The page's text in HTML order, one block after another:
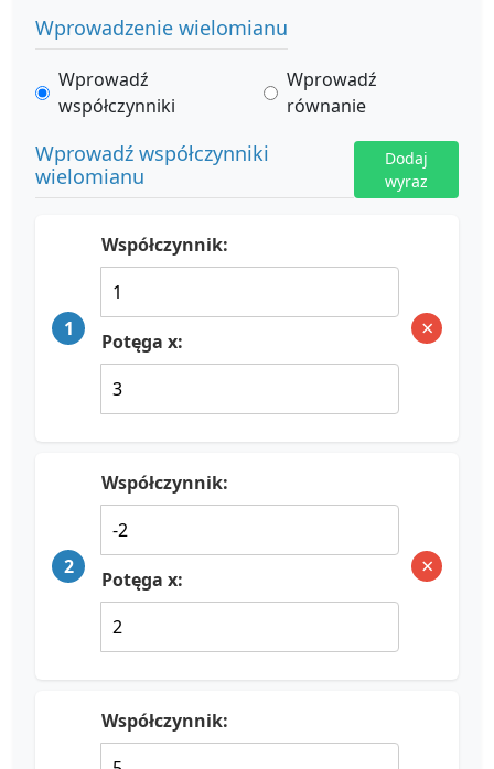
Wprowadzenie wielomianu
Wprowadź
współczynniki
Wprowadź
równanie
Wprowadź współczynniki
wielomianu
Dodaj
wyraz
1
Współczynnik:
Potęga x: ×
2
Współczynnik:
Potęga x: ×
Współczynnik: